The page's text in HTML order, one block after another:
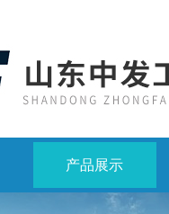
产品展示